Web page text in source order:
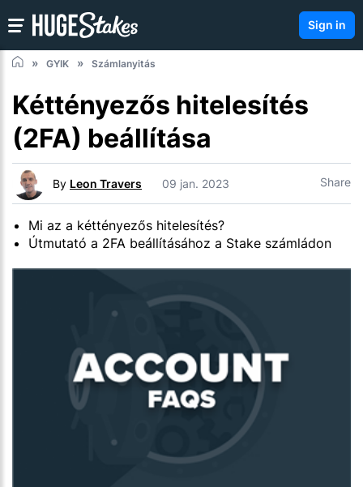
Sign in
GYIK Számlanyitás
Kéttényezős hitelesítés
(2FA) beállítása
By Leon Travers 09 jan. 2023 Share
Mi az a kéttényezős hitelesítés?
Útmutató a 2FA beállításához a Stake számládon